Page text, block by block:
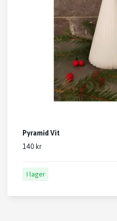
Pyramid Vit
140 kr
I lager